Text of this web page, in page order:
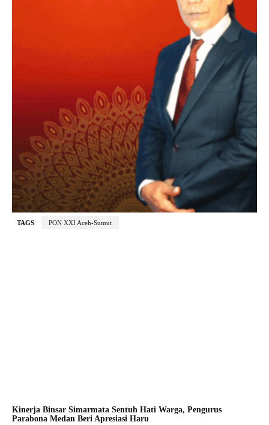
TAGS PON XXI Aceh-Sumut
Kinerja Binsar Simarmata Sentuh Hati Warga, Pengurus
Parabona Medan Beri Apresiasi Haru